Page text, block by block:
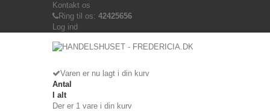
Kontakt os
Ring til os: 42425656
Log ind
Varen er nu lagt i din kurv
Antal
I alt
Der er 1 vare i din kurv